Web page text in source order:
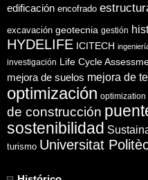
edificación encofrado
excavación geotecnia gestión
HYDELIFE ICITECH
investigación Life Cycle
mejora de suelos mejora de
optimización optimization
de construcción
sostenibilidad
turismo Universitat